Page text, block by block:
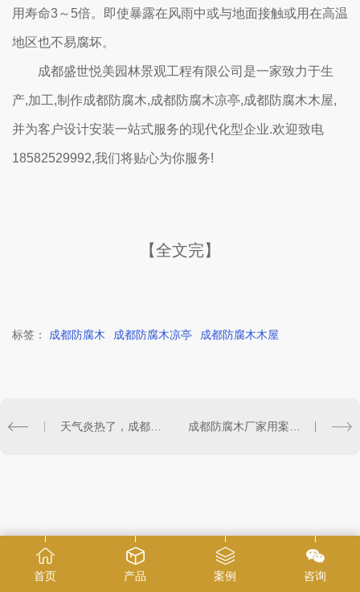
用寿命3～5倍。即使暴露在风雨中或与地面接触或用在高温
地区也不易腐坏。
成都盛世悦美园林景观工程有限公司是一家致力于生
产,加工,制作成都防腐木,成都防腐木凉亭,成都防腐木木屋,
并为客户设计安装一站式服务的现代化型企业.欢迎致电
18582529992,我们将贴心为你服务!
【全文完】
标签： 成都防腐木 成都防腐木凉亭 成都防腐木木屋
首页 产品 案例 咨询